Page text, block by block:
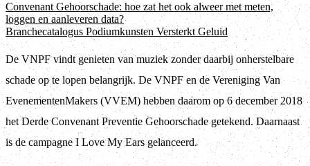
Convenant Gehoorschade: hoe zat het ook alweer met meten,
loggen en aanleveren data?
Branchecatalogus Podiumkunsten Versterkt Geluid
De VNPF vindt genieten van muziek zonder daarbij onherstelbare
schade op te lopen belangrijk. De VNPF en de Vereniging Van
EvenementenMakers (VVEM) hebben daarom op 6 december 2018
het Derde Convenant Preventie Gehoorschade getekend. Daarnaast
is de campagne I Love My Ears gelanceerd.